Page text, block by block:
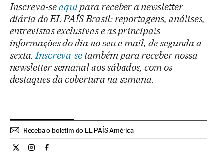
Inscreva-seaquipara receber a newsletter
diária do EL PAÍS Brasil: reportagens, análises,
entrevistas exclusivas e as principais
informações do dia no seu e-mail, de segunda a
sexta.Inscreva-setambém para receber nossa
newsletter semanal aos sábados, com os
destaques da cobertura na semana.
Receba o boletim do EL PAÍS América
Internacional El País Brasil en Twitter
Internacional El País Brasil en Instagram
Internacional El País Brasil en Facebook